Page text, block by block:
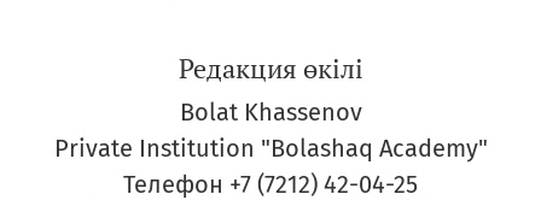
Редакция өкілі
Bolat Khassenov
Private Institution "Bolashaq Academy"
Телефон +7 (7212) 42-04-25